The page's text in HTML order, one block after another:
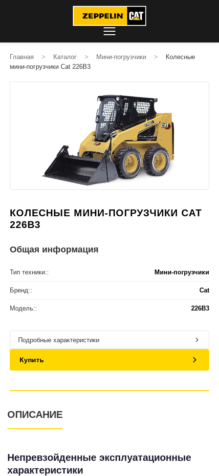
Главная > Каталог > Мини-погрузчики >
Колесные
мини-погрузчики Cat 226B3
КОЛЕСНЫЕ МИНИ-ПОГРУЗЧИКИ CAT
226B3
Общая информация
Тип техники:: Мини-погрузчики
Бренд:: Cat
Модель:: 226B3
Подробные характеристики
Купить
ОПИСАНИЕ
Непревзойденные эксплуатационные
характеристики